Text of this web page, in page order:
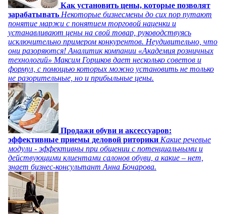
Как установить цены, которые позволят
зарабатывать Некоторые бизнесмены до сих пор путают
понятие маржи с понятием торговой наценки и
устанавливают цены на свой товар, руководствуясь
исключительно примером конкурентов. Неудивительно, что
они разоряются! Аналитик компании «Академия розничных
технологий» Максим Горшков дает несколько советов и
формул, с помощью которых можно установить не только
не разорительные, но и прибыльные цены.
Продажи обуви и аксессуаров:
эффективные приемы деловой риторики Какие речевые
модули - эффективны при общении с потенциальными и
действующими клиентами салонов обуви, а какие – нет,
знает бизнес-консультант Анна Бочарова.